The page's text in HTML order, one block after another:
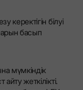
керектігін білуі
басып
мүмкіндік
жеткілікті.